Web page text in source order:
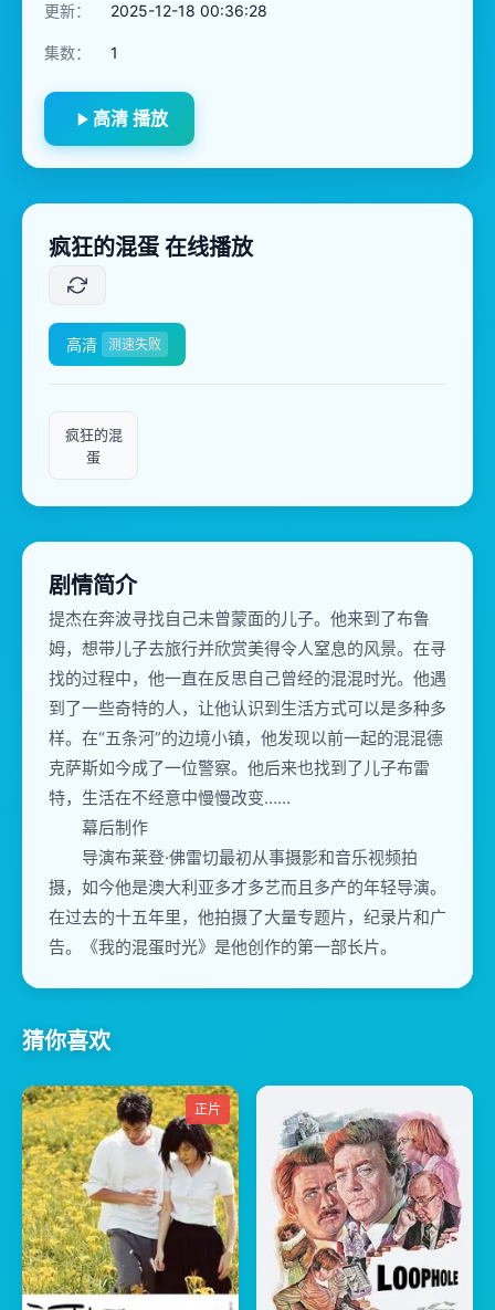
更新： 2025-12-18 00:36:28
集数： 1
高清 播放
疯狂的混蛋 在线播放
高清 测速失败
疯狂的混
蛋
剧情简介
提杰在奔波寻找自己未曾蒙面的儿子。他来到了布鲁
姆，想带儿子去旅行并欣赏美得令人窒息的风景。在寻
找的过程中，他一直在反思自己曾经的混混时光。他遇
到了一些奇特的人，让他认识到生活方式可以是多种多
样。在“五条河”的边境小镇，他发现以前一起的混混德
克萨斯如今成了一位警察。他后来也找到了儿子布雷
特，生活在不经意中慢慢改变……
幕后制作
导演布莱登·佛雷切最初从事摄影和音乐视频拍
摄，如今他是澳大利亚多才多艺而且多产的年轻导演。
在过去的十五年里，他拍摄了大量专题片，纪录片和广
告。《我的混蛋时光》是他创作的第一部长片。
猜你喜欢
正片